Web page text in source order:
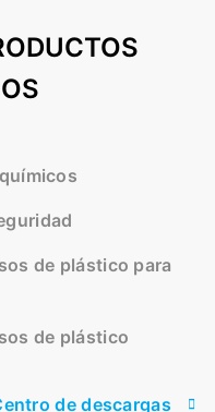
de plástico para
de plástico
de descargas